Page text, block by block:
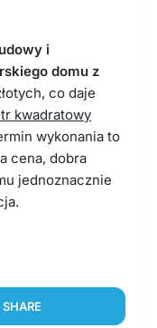
i
domu z
co daje
kwadratowy
wykonania to
cena, dobra
jednoznacznie
SHARE